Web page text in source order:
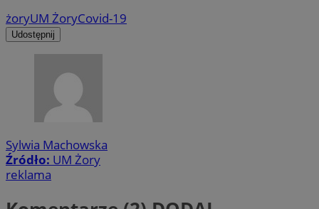
żoryUM ŻoryCovid-19
Udostępnij
Sylwia Machowska
Źródło: UM Żory
reklama